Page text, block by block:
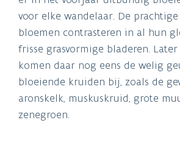
voor elke wandelaar. De
bloemen contrasteren in al hun
frisse grasvormige bladeren.
komen daar nog eens de welig
bloeiende kruiden bij, zoals de
aronskelk, muskuskruid, grote
zenegroen.